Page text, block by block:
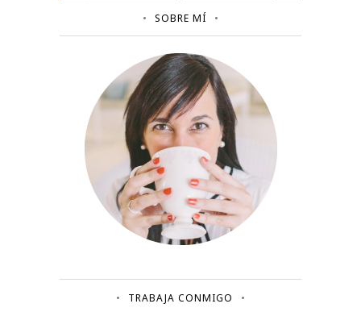
SOBRE MÍ
TRABAJA CONMIGO